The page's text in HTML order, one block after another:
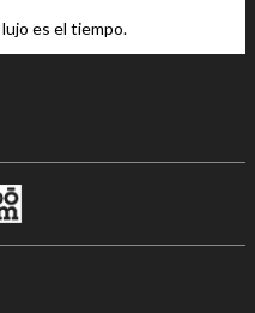
es el tiempo.